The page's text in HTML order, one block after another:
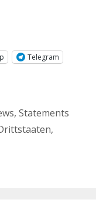
Telegram
, Statements
,